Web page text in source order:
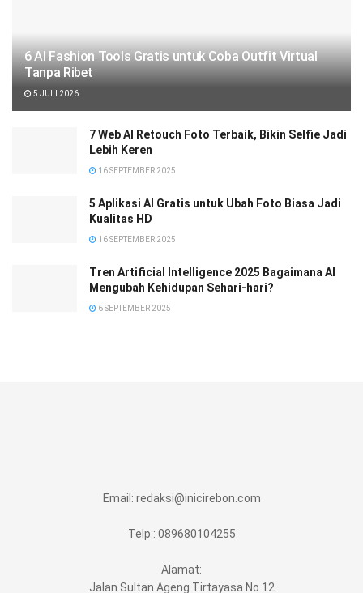
6 AI Fashion Tools Gratis untuk Coba Outfit Virtual
Tanpa Ribet
5 JULI 2026
7 Web AI Retouch Foto Terbaik, Bikin Selfie Jadi
Lebih Keren
16 SEPTEMBER 2025
5 Aplikasi AI Gratis untuk Ubah Foto Biasa Jadi
Kualitas HD
16 SEPTEMBER 2025
Tren Artificial Intelligence 2025 Bagaimana AI
Mengubah Kehidupan Sehari-hari?
6 SEPTEMBER 2025
Email: redaksi@inicirebon.com
Telp.: 089680104255
Alamat:
Jalan Sultan Ageng Tirtayasa No 12